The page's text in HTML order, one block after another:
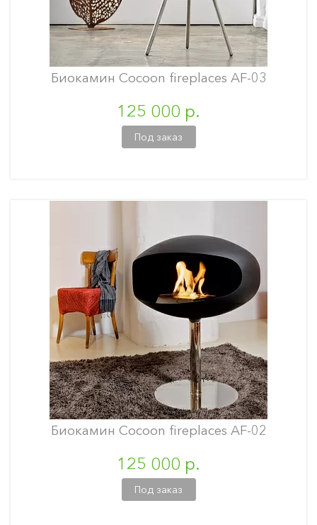
Биокамин Cocoon fireplaces AF-03
125 000 р.
Под заказ
Биокамин Cocoon fireplaces AF-02
125 000 р.
Под заказ